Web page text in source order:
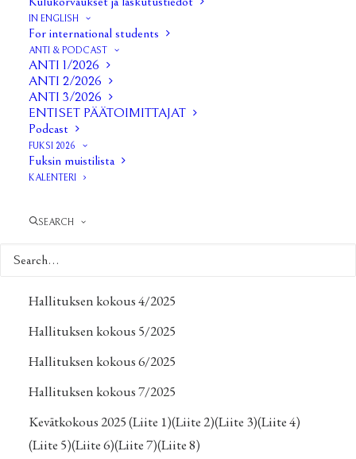
IN ENGLISH
For international students
ANTI & PODCAST
ANTI 1/2026
ANTI 2/2026
ANTI 3/2026
ENTISET PÄÄTOIMITTAJAT
Podcast
FUKSI 2026
Fuksin muistilista
KALENTERI
SEARCH
Hallituksen kokous 8/2026
Hallituksen kokous 9/2026
Pöytäkirjat 2025
Hallituksen kokous 1/2025
Ylimääräinen yhdistyksen kokous
Hallituksen kokous 4/2025
Hallituksen kokous 5/2025
Hallituksen kokous 6/2025
Hallituksen kokous 7/2025
Kevätkokous 2025(Liite 1)(Liite 2)(Liite 3)(Liite 4)
(Liite 5)(Liite 6)(Liite 7)(Liite 8)